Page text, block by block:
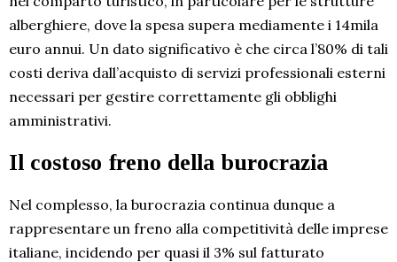
alberghiere, dove la spesa supera mediamente i 14mila
euro annui. Un dato significativo è che circa l’80% di tali
costi deriva dall’acquisto di servizi professionali esterni
necessari per gestire correttamente gli obblighi
amministrativi.
Il costoso freno della burocrazia
Nel complesso, la burocrazia continua dunque a
rappresentare un freno alla competitività delle imprese
italiane, incidendo per quasi il 3% sul fatturato